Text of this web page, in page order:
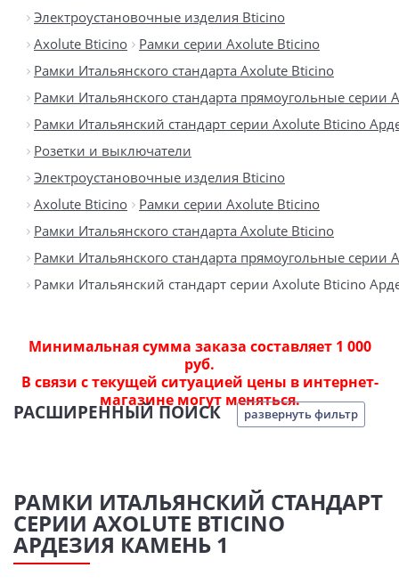
Электроустановочные изделия Bticino
Axolute Bticino
Рамки серии Axolute Bticino
Рамки Итальянского стандарта Axolute Bticino
Рамки Итальянского стандарта прямоугольные серии
Рамки Итальянский стандарт серии Axolute Bticino
Розетки и выключатели
Электроустановочные изделия Bticino
Axolute Bticino
Рамки серии Axolute Bticino
Рамки Итальянского стандарта Axolute Bticino
Рамки Итальянского стандарта прямоугольные серии
Рамки Итальянский стандарт серии Axolute Bticino
Минимальная сумма заказа составляет 1 000
руб.
В связи с текущей ситуацией цены в интернет-
магазине могут меняться.
РАСШИРЕННЫЙ ПОИСК развернуть фильтр
РАМКИ ИТАЛЬЯНСКИЙ СТАНДАРТ
СЕРИИ AXOLUTE BTICINO
АРДЕЗИЯ КАМЕНЬ 1